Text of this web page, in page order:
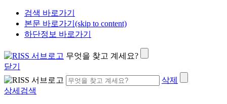
검색 바로가기
본문 바로가기(skip to content)
하단정보 바로가기
무엇을 찾고 계세요?
닫기
삭제
상세검색